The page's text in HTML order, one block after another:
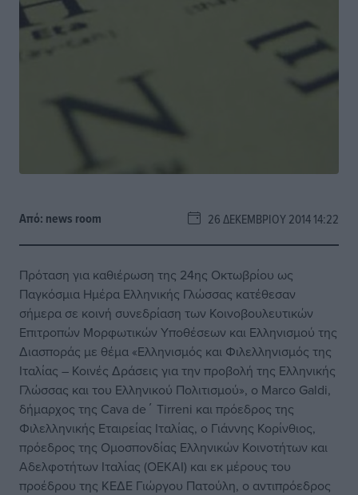
Από: news room 26 ΔΕΚΕΜΒΡΊΟΥ 2014 14:22
Πρόταση για καθιέρωση της 24ης Οκτωβρίου ως
Παγκόσμια Ημέρα Ελληνικής Γλώσσας κατέθεσαν
σήμερα σε κοινή συνεδρίαση των Κοινοβουλευτικών
Επιτροπών Μορφωτικών Υποθέσεων και Ελληνισμού της
Διασποράς με θέμα «Ελληνισμός και Φιλελληνισμός της
Ιταλίας – Κοινές Δράσεις για την προβολή της Ελληνικής
Γλώσσας και του Ελληνικού Πολιτισμού», ο Marco Galdi,
δήμαρχος της Cava de΄ Tirreni και πρόεδρος της
Φιλελληνικής Εταιρείας Ιταλίας, ο Γιάννης Κορίνθιος,
πρόεδρος της Ομοσπονδίας Ελληνικών Κοινοτήτων και
Αδελφοτήτων Ιταλίας (ΟΕΚΑΙ) και εκ μέρους του
προέδρου της ΚΕΔΕ Γιώργου Πατούλη, ο αντιπρόεδρος